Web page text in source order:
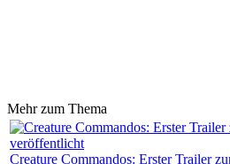
Mehr zum Thema
Creature Commandos: Erster Trailer